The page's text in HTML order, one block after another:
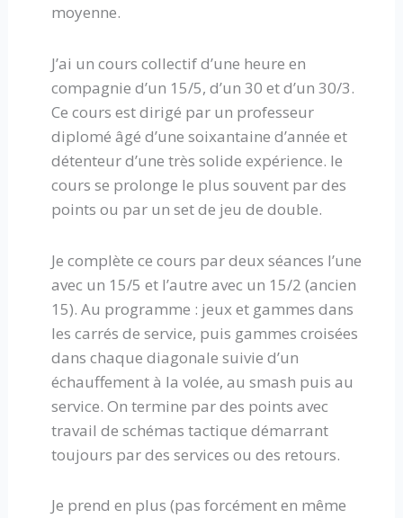
moyenne.
J’ai un cours collectif d’une heure en
compagnie d’un 15/5, d’un 30 et d’un 30/3.
Ce cours est dirigé par un professeur
diplomé âgé d’une soixantaine d’année et
détenteur d’une très solide expérience. le
cours se prolonge le plus souvent par des
points ou par un set de jeu de double.
Je complète ce cours par deux séances l’une
avec un 15/5 et l’autre avec un 15/2 (ancien
15). Au programme : jeux et gammes dans
les carrés de service, puis gammes croisées
dans chaque diagonale suivie d’un
échauffement à la volée, au smash puis au
service. On termine par des points avec
travail de schémas tactique démarrant
toujours par des services ou des retours.
Je prend en plus (pas forcément en même